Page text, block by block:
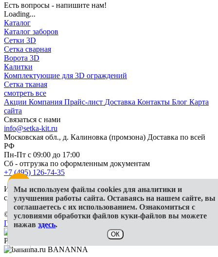
Есть вопросы - напишите нам!
Loading...
Каталог
Каталог заборов
Сетки 3D
Сетка сварная
Ворота 3D
Калитки
Комплектующие для 3D ограждений
Сетка тканая
смотреть все
Акции Компания Прайс-лист Доставка Контакты Блог Карта
сайта
Связаться с нами
info@setka-kit.ru
Московская обл., д. Калиновка (промзона) Доставка по всей
РФ
Пн-Пт с 09:00 до 17:00
Сб - отгрузка по оформленным документам
+7 (495) 126-74-35
Информация, представленная на сайте, в исключительных
случаях может отличаться от действительности
© 2026 ООО "Гранд КИТ"
Политика конфиденциальности
Разработка и продвижение
BANANNA
Мы используем файлы cookies для аналитики и
улучшения работы сайта. Оставаясь на нашем сайте, вы
соглашаетесь с их использованием. Ознакомиться с
условиями обработки файлов куки-файлов вы можете
нажавздесь.
ОК